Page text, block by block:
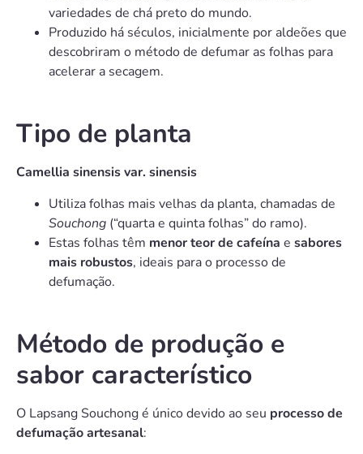
variedades de chá preto do mundo.
Produzido há séculos, inicialmente por aldeões que
descobriram o método de defumar as folhas para
acelerar a secagem.
Tipo de planta
Camellia sinensis var. sinensis
Utiliza folhas mais velhas da planta, chamadas de
Souchong (“quarta e quinta folhas” do ramo).
Estas folhas têm menor teor de cafeína e sabores
mais robustos, ideais para o processo de
defumação.
Método de produção e
sabor característico
O Lapsang Souchong é único devido ao seu processo de
defumação artesanal: